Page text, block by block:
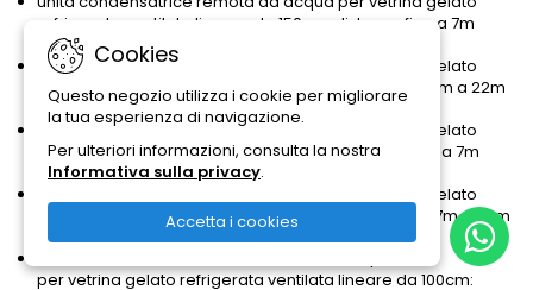
refrigerata ventilata lineare da 150cm: distanza fino a 7m
(codice 212030764);
unità condensatrice remota ad acqua per vetrina gelato
refrigerata ventilata lineare da 150cm: distanza da 7m a 22m
(codice 212030711);
unità condensatrice remota ad acqua per vetrina gelato
refrigerata ventilata lineare da 200cm: distanza fino a 7m
(codice 212030711);
unità condensatrice remota ad acqua per vetrina gelato
refrigerata ventilata lineare da 200cm: distanza da 7m a 22m
(codice 212030712);
per vetrina gelato refrigerata ventilata lineare da 100cm:
Cookies
Questo negozio utilizza i cookie per migliorare
la tua esperienza di navigazione.
Per ulteriori informazioni, consulta la nostra
Informativa sulla privacy.
Accetta i cookies